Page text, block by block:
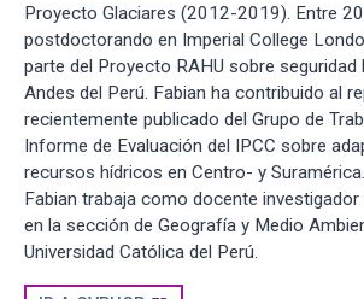
Proyecto Glaciares (2012-2019). Entre
postdoctorando en Imperial College
parte del Proyecto RAHU sobre seguridad
Andes del Perú. Fabian ha contribuido al
recientemente publicado del Grupo de
Informe de Evaluación del IPCC sobre
recursos hídricos en Centro- y
Fabian trabaja como docente
en la sección de Geografía y Medio
Universidad Católica del Perú.